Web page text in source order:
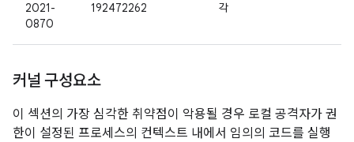
2021-
0870
192472262
각
커널 구성요소
이 섹션의 가장 심각한 취약점이 악용될 경우 로컬 공격자가 권
한이 설정된 프로세스의 컨텍스트 내에서 임의의 코드를 실행